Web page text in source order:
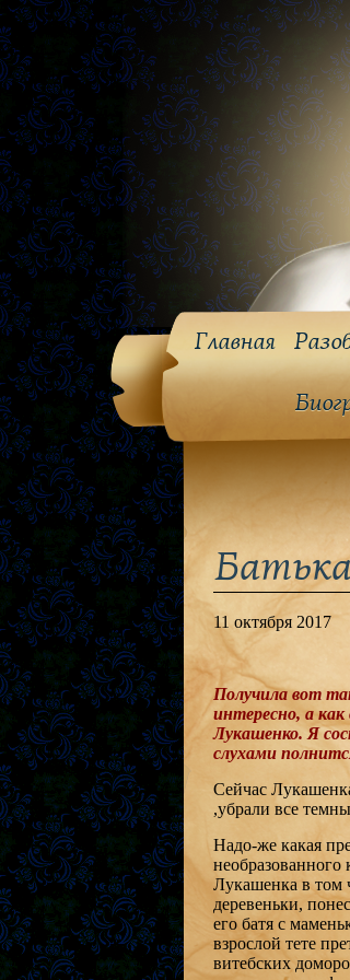
Главная
11 октября 2017
Получила вот
интересно, а
Лукашенко. Я
слухами
Сейчас
,убрали все
Надо-же какая
Лукашенка в том
деревеньки,
его батя с
взрослой тете
витебских